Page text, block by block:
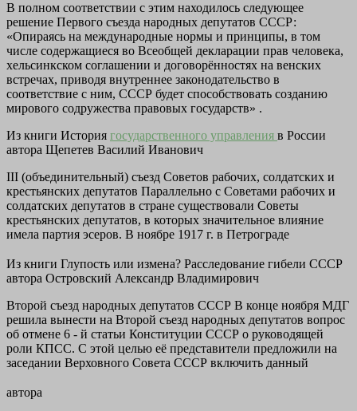
В полном соответствии с этим находилось следующее
решение Первого съезда народных депутатов СССР:
«Опираясь на международные нормы и принципы, в том
числе содержащиеся во Всеобщей декларации прав человека,
хельсинкском соглашении и договорённостях на венских
встречах, приводя внутреннее законодательство в
соответствие с ним, СССР будет способствовать созданию
мирового содружества правовых государств» .
Из книги История государственного управления в России
автора Щепетев Василий Иванович
III (объединительный) съезд Советов рабочих, солдатских и
крестьянских депутатов Параллельно с Советами рабочих и
солдатских депутатов в стране существовали Советы
крестьянских депутатов, в которых значительное влияние
имела партия эсеров. В ноябре 1917 г. в Петрограде
Из книги Глупость или измена? Расследование гибели СССР
автора Островский Александр Владимирович
Второй съезд народных депутатов СССР В конце ноября МДГ
решила вынести на Второй съезд народных депутатов вопрос
об отмене 6 - й статьи Конституции СССР о руководящей
роли КПСС. С этой целью её представители предложили на
заседании Верховного Совета СССР включить данный
автора